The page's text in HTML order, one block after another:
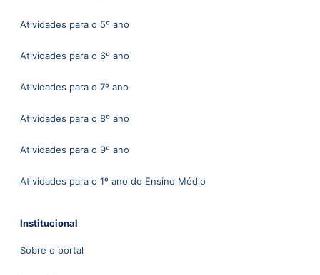
Atividades para o 5º ano
Atividades para o 6º ano
Atividades para o 7º ano
Atividades para o 8º ano
Atividades para o 9º ano
Atividades para o 1º ano do Ensino Médio
Institucional
Sobre o portal